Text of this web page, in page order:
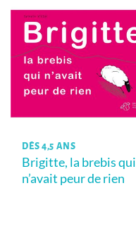
DÈS 4,5 ANS
Brigitte, la brebis qui
n’avait peur de rien